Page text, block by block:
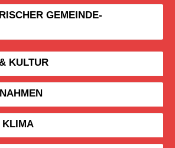
GEMEINDE­
KULTUR
KLIMA